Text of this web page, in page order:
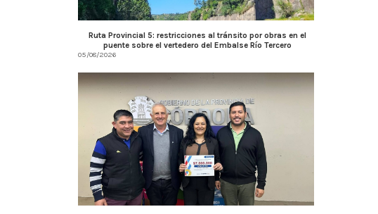
Ruta Provincial 5: restricciones al tránsito por obras en el
puente sobre el vertedero del Embalse Río Tercero
05/08/2026